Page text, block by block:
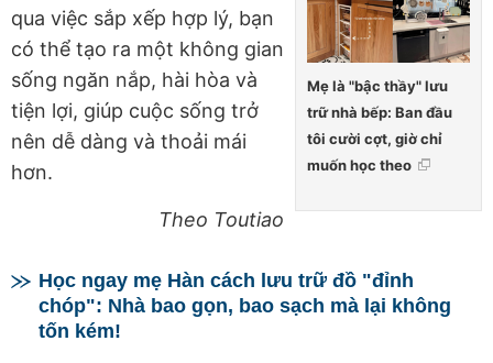
Mẹ là "bậc thầy" lưu
trữ nhà bếp: Ban đầu
tôi cười cợt, giờ chỉ
muốn học theo
qua việc sắp xếp hợp lý, bạn
có thể tạo ra một không gian
sống ngăn nắp, hài hòa và
tiện lợi, giúp cuộc sống trở
nên dễ dàng và thoải mái
hơn.
Theo Toutiao
Học ngay mẹ Hàn cách lưu trữ đồ "đỉnh
chóp": Nhà bao gọn, bao sạch mà lại không
tốn kém!